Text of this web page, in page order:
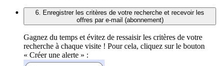
6. Enregistrer les critères de votre recherche et recevoir les
offres par e-mail (abonnement)
Gagnez du temps et évitez de ressaisir les critères de votre
recherche à chaque visite ! Pour cela, cliquez sur le bouton
« Créer une alerte » :